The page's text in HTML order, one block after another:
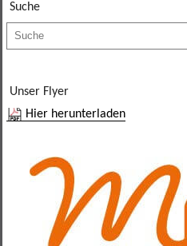
weitere Mitarbeiter
Kollegium
SMV
Verbindungslehrer
Suche
Unser Flyer
Hier herunterladen